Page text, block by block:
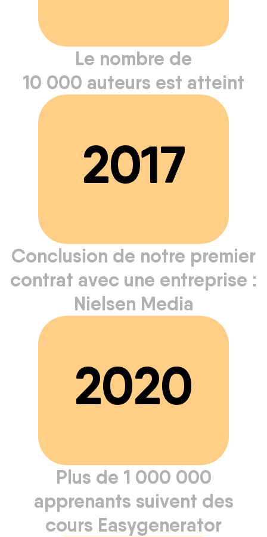
Le nombre de
10 000 auteurs est atteint
2017
Conclusion de notre premier
contrat avec une entreprise :
Nielsen Media
2020
Plus de 1 000 000
apprenants suivent des
cours Easygenerator